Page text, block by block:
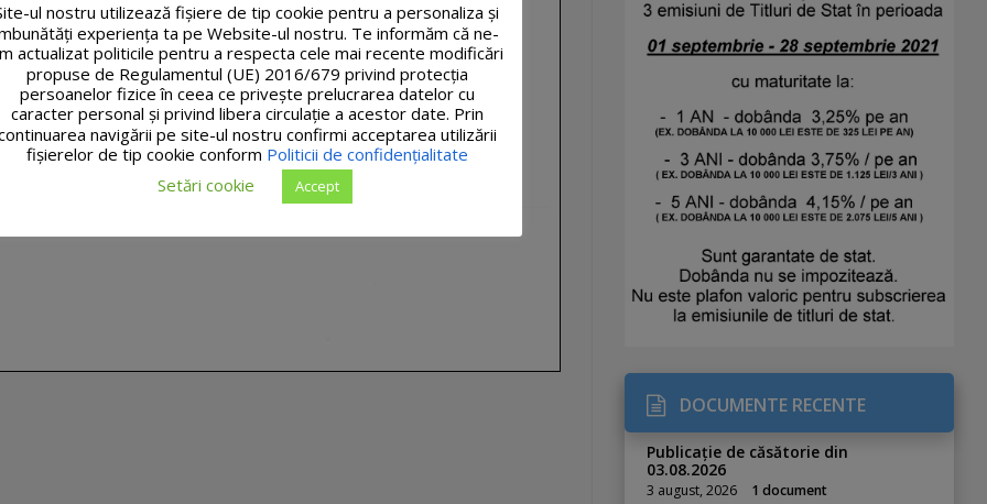
DOCUMENTE RECENTE
Publicație de căsătorie din
03.08.2026
3 august, 2026 1 document
ul nostru utilizează fişiere de tip cookie pentru a personaliza și
experiența ta pe Website-ul nostru. Te informăm că ne-
actualizat politicile pentru a respecta cele mai recente modificări
propuse de Regulamentul (UE) 2016/679 privind protecția
persoanelor fizice în ceea ce privește prelucrarea datelor cu
caracter personal și privind libera circulație a acestor date. Prin
navigării pe site-ul nostru confirmi acceptarea utilizării
fişierelor de tip cookie conform Politicii de confidențialitate
Setări cookie
Accept